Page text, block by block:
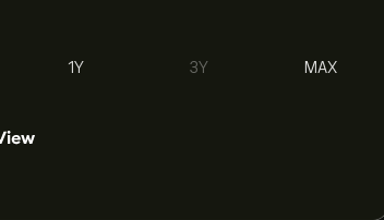
1Y 3Y MAX